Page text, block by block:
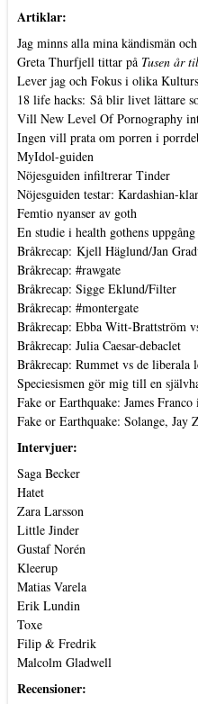
Artiklar:
Jag minns alla mina kändismän
Greta Thurfjell tittar på Tusen år
Lever jag och Fokus i olika
18 life hacks: Så blir livet lättare
Vill New Level Of Pornography
Ingen vill prata om porren i
MyIdol-guiden
Nöjesguiden infiltrerar Tinder
Nöjesguiden testar: Kardashian-
Femtio nyanser av goth
En studie i health gothens
Bråkrecap: Kjell Häglund/Jan
Bråkrecap: #rawgate
Bråkrecap: Sigge Eklund/Filter
Bråkrecap: #montergate
Bråkrecap: Ebba Witt-Brattström
Bråkrecap: Julia Caesar-debaclet
Bråkrecap: Rummet vs de liberala
Speciesismen gör mig till en
Fake or Earthquake: James
Fake or Earthquake: Solange, Jay
Intervjuer:
Saga Becker
Hatet
Zara Larsson
Little Jinder
Gustaf Norén
Kleerup
Matias Varela
Erik Lundin
Toxe
Filip & Fredrik
Malcolm Gladwell
Recensioner: